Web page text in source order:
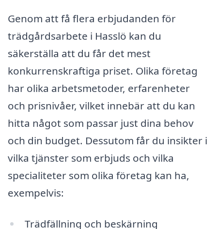
Genom att få flera erbjudanden för
trädgårdsarbete i Hasslö kan du
säkerställa att du får det mest
konkurrenskraftiga priset. Olika företag
har olika arbetsmetoder, erfarenheter
och prisnivåer, vilket innebär att du kan
hitta något som passar just dina behov
och din budget. Dessutom får du insikter i
vilka tjänster som erbjuds och vilka
specialiteter som olika företag kan ha,
exempelvis:
Trädfällning och beskärning